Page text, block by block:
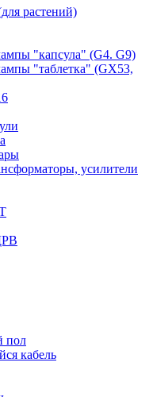
растений)
"капсула" (G4. G9)
"таблетка" (GX53,
усилители
пол
кабель